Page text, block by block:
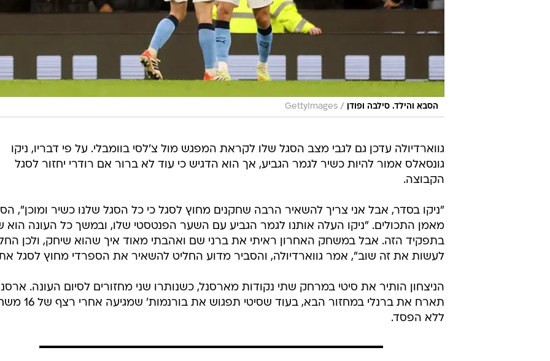
הסבא והילד. סילבה ופודן /
GettyImages
גווארדיולה עדכן גם לגבי מצב הסגל שלו לקראת המפגש מול צ'לסי בוומבלי. על פי דבריו, ניקו
גונסאלס אמור להיות כשיר לגמר הגביע, אך הוא הדגיש כי עוד לא ברור אם רודרי יחזור לסגל
הקבוצה.
"ניקו בסדר, אבל אני צריך להשאיר הרבה שחקנים מחוץ לסגל כי כל הסגל שלנו כשיר ומוכן",
מאמן התכולים. "ניקו העלה אותנו לגמר הגביע עם השער הפנטסטי שלו, ובמשך כל העונה הוא
בתפקיד הזה. אבל במשחק האחרון ראיתי את ברני שם ואהבתי מאוד איך שהוא שיחק, ולכן
לעשות את זה שוב", אמר גווארדיולה, והסביר מדוע החליט להשאיר את הספרדי מחוץ לסגל
הניצחון הותיר את סיטי במרחק שתי נקודות מארסנל, כשנותרו שני מחזורים לסיום העונה.
תארח את ברנלי במחזור הבא, בעוד שסיטי
ללא הפסד.